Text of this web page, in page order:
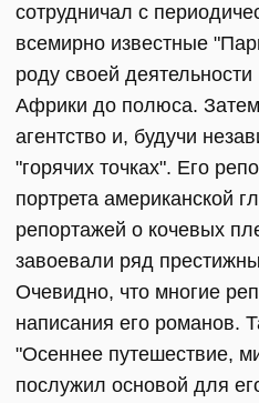
сотрудничал с
всемирно известные
роду своей
Африки до полюса. Затем
агентство и, будучи
"горячих точках". Его
портрета американской
репортажей о кочевых
завоевали ряд
Очевидно, что многие
написания его романов.
"Осеннее путешествие,
послужил основой для